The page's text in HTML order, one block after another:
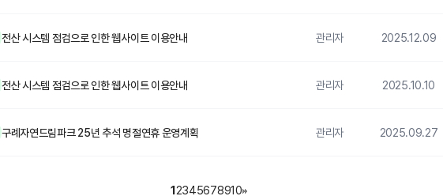
전산 시스템 점검으로 인한 웹사이트 이용안내 관리자 2025.12.09
전산 시스템 점검으로 인한 웹사이트 이용안내 관리자 2025.10.10
구례자연드림파크 25년 추석 명절연휴 운영계획 관리자 2025.09.27
12345678910